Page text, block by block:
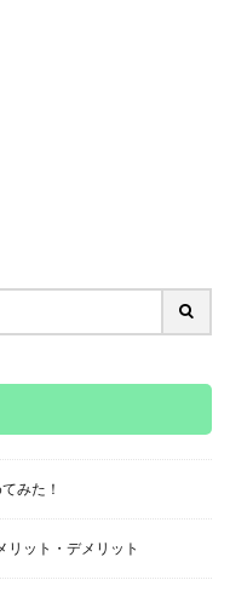
みた！
リット・デメリット